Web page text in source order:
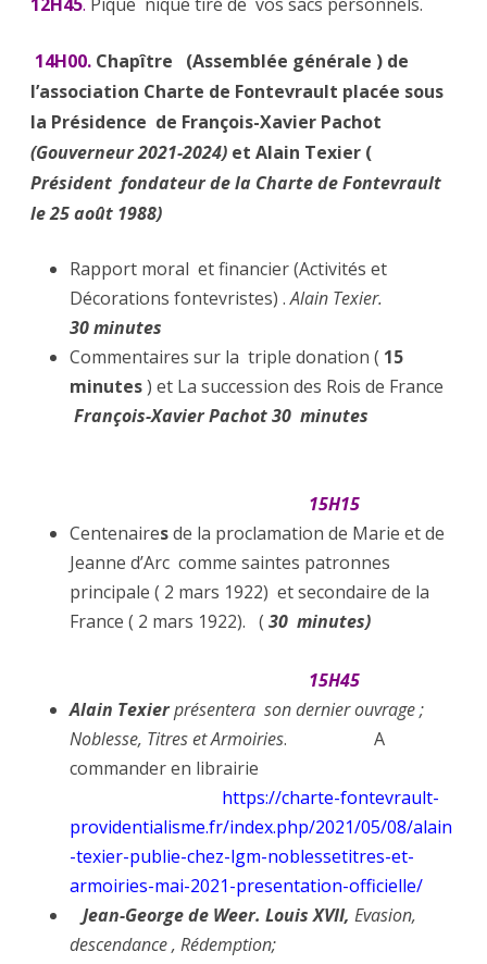
14H00. Chapître (Assemblée générale ) de
l’association Charte de Fontevrault placée sous
la Présidence de François-Xavier Pachot
(Gouverneur 2021-2024) et Alain Texier (
Président fondateur de la Charte de Fontevrault
le 25 août 1988)
Rapport moral et financier (Activités et
Décorations fontevristes) .Alain Texier.
30 minutes
Commentaires sur la triple donation ( 15
minutes) et La succession des Rois de France
François-Xavier Pachot 30 minutes
15H15
Centenairesde la proclamation de Marie et de
Jeanne d’Arc comme saintes patronnes
principale ( 2 mars 1922) et secondaire de la
France ( 2 mars 1922). ( 30 minutes)
15H45
Alain Texierprésentera son dernier ouvrage ;
Noblesse, Titres et Armoiries. A
commander en librairie
https://charte-fontevrault-
providentialisme.fr/index.php/2021/05/08/alain
-texier-publie-chez-lgm-noblessetitres-et-
armoiries-mai-2021-presentation-officielle/
Jean-George de Weer. Louis XVII, Evasion,
descendance , Rédemption;